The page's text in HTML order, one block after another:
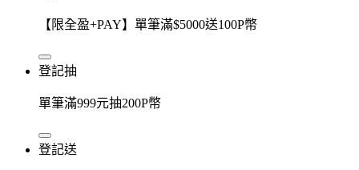
【限全盈+PAY】單筆滿$5000送100P幣
登記抽
單筆滿999元抽200P幣
登記送